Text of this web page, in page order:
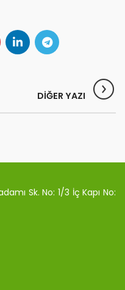
Sk. No: 1/3 İç Kapı No: